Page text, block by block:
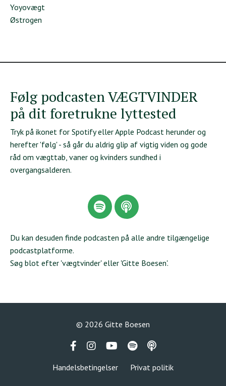
Yoyovægt
Østrogen
Følg podcasten VÆGTVINDER
på dit foretrukne lyttested
Tryk på ikonet for Spotify eller Apple Podcast herunder og
herefter 'følg' - så går du aldrig glip af vigtig viden og gode
råd om vægttab, vaner og kvinders sundhed i
overgangsalderen.
Du kan desuden finde podcasten på alle andre tilgængelige
podcastplatforme.
Søg blot efter 'vægtvinder' eller 'Gitte Boesen'.
© 2026 Gitte Boesen
Handelsbetingelser Privat politik